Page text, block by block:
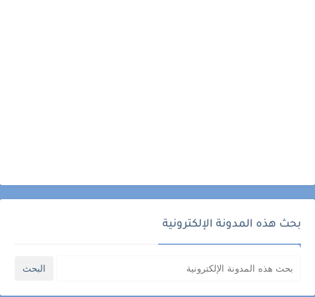
بحث هذه المدونة الإلكترونية